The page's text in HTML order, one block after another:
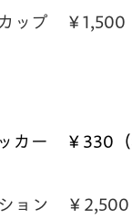
ップ ￥1,500
カー ￥330（
ョン ￥2,500